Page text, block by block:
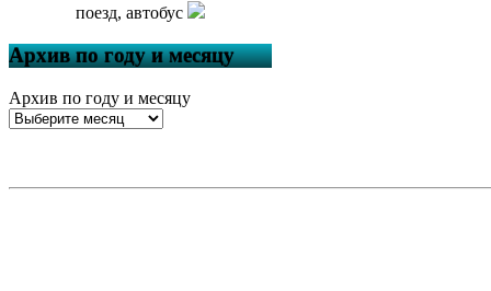
поезд, автобус
Архив по году и месяцу
Архив по году и месяцу